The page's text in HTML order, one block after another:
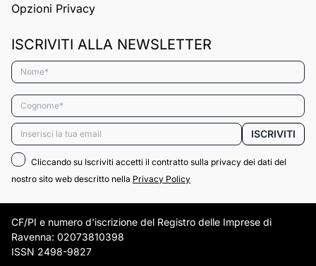
Opzioni Privacy
ISCRIVITI ALLA NEWSLETTER
Nome*
Cognome*
Email* ISCRIVITI
Cliccando su Iscriviti accetti il contratto sulla privacy dei dati del
nostro sito web descritto nella Privacy Policy
CF/PI e numero d'iscrizione del Registro delle Imprese di
Ravenna: 02073810398
ISSN 2498-9827